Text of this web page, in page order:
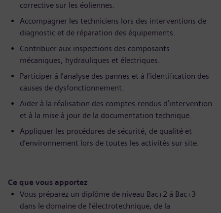
corrective sur les éoliennes.
Accompagner les techniciens lors des interventions de
diagnostic et de réparation des équipements.
Contribuer aux inspections des composants
mécaniques, hydrauliques et électriques.
Participer à l’analyse des pannes et à l’identification des
causes de dysfonctionnement.
Aider à la réalisation des comptes-rendus d’intervention
et à la mise à jour de la documentation technique.
Appliquer les procédures de sécurité, de qualité et
d’environnement lors de toutes les activités sur site.
Ce que vous apportez
Vous préparez un diplôme de niveau Bac+2 à Bac+3
dans le domaine de l’électrotechnique, de la